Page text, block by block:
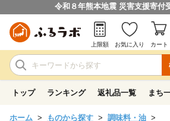
令和８年熊本地震 災害支援寄付
上限額 お気に入り カート
トップ ランキング 返礼品一覧 まち
ホーム ものから探す
調味料・油